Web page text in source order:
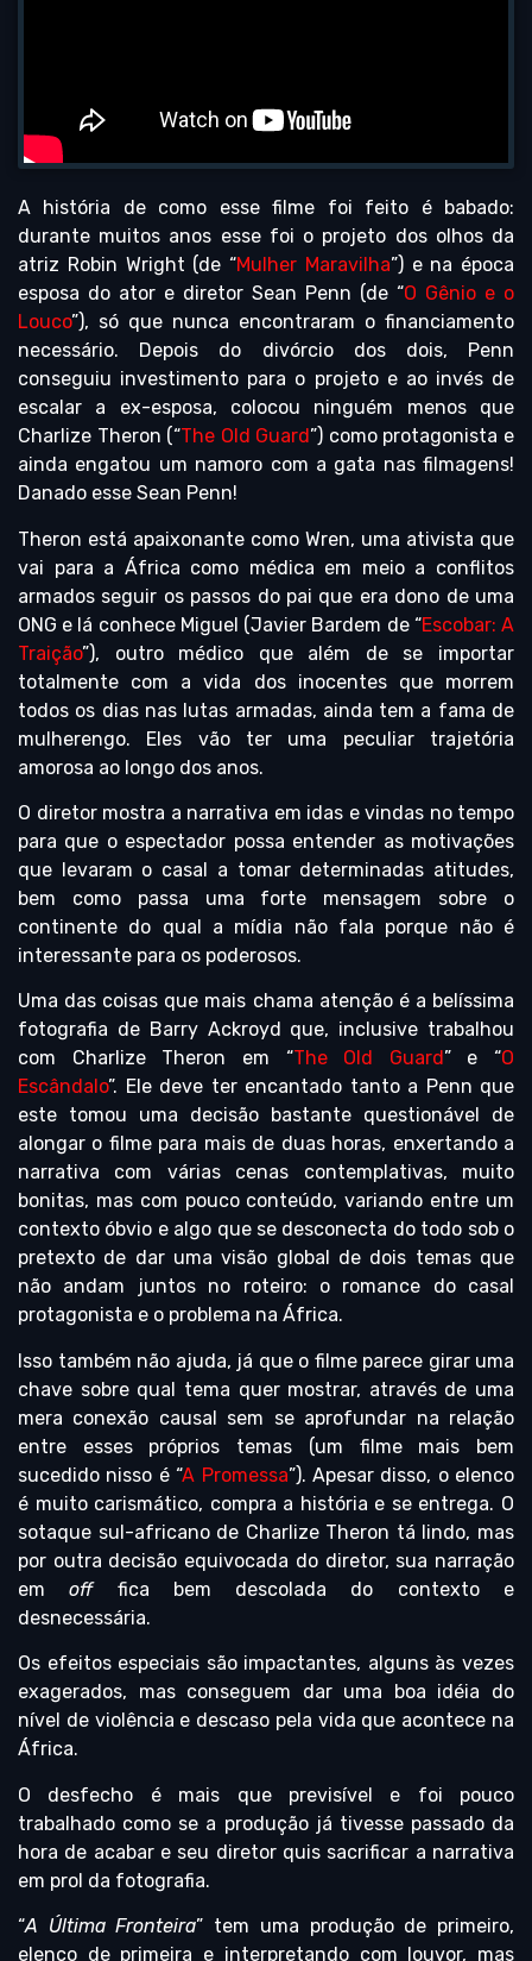
A história de como esse filme foi feito é babado:
durante muitos anos esse foi o projeto dos olhos da
atriz Robin Wright (de “Mulher Maravilha”) e na época
esposa do ator e diretor Sean Penn (de “O Gênio e o
Louco”), só que nunca encontraram o financiamento
necessário. Depois do divórcio dos dois, Penn
conseguiu investimento para o projeto e ao invés de
escalar a ex-esposa, colocou ninguém menos que
Charlize Theron (“The Old Guard ”) como protagonista e
ainda engatou um namoro com a gata nas filmagens!
Danado esse Sean Penn!
Theron está apaixonante como Wren, uma ativista que
vai para a África como médica em meio a conflitos
armados seguir os passos do pai que era dono de uma
ONG e lá conhece Miguel (Javier Bardem de “Escobar: A
Traição”), outro médico que além de se importar
totalmente com a vida dos inocentes que morrem
todos os dias nas lutas armadas, ainda tem a fama de
mulherengo. Eles vão ter uma peculiar trajetória
amorosa ao longo dos anos.
O diretor mostra a narrativa em idas e vindas no tempo
para que o espectador possa entender as motivações
que levaram o casal a tomar determinadas atitudes,
bem como passa uma forte mensagem sobre o
continente do qual a mídia não fala porque não é
interessante para os poderosos.
Uma das coisas que mais chama atenção é a belíssima
fotografia de Barry Ackroyd que, inclusive trabalhou
com Charlize Theron em “The Old Guard ” e “O
Escândalo”. Ele deve ter encantado tanto a Penn que
este tomou uma decisão bastante questionável de
alongar o filme para mais de duas horas, enxertando a
narrativa com várias cenas contemplativas, muito
bonitas, mas com pouco conteúdo, variando entre um
contexto óbvio e algo que se desconecta do todo sob o
pretexto de dar uma visão global de dois temas que
não andam juntos no roteiro: o romance do casal
protagonista e o problema na África.
Isso também não ajuda, já que o filme parece girar uma
chave sobre qual tema quer mostrar, através de uma
mera conexão causal sem se aprofundar na relação
entre esses próprios temas (um filme mais bem
sucedido nisso é “A Promessa”). Apesar disso, o elenco
é muito carismático, compra a história e se entrega. O
sotaque sul-africano de Charlize Theron tá lindo, mas
por outra decisão equivocada do diretor, sua narração
emofffica bem descolada do contexto e
desnecessária.
Os efeitos especiais são impactantes, alguns às vezes
exagerados, mas conseguem dar uma boa idéia do
nível de violência e descaso pela vida que acontece na
África.
O desfecho é mais que previsível e foi pouco
trabalhado como se a produção já tivesse passado da
hora de acabar e seu diretor quis sacrificar a narrativa
em prol da fotografia.
“A Última Fronteira” tem uma produção de primeiro,
elenco de primeira e interpretando com louvor, mas